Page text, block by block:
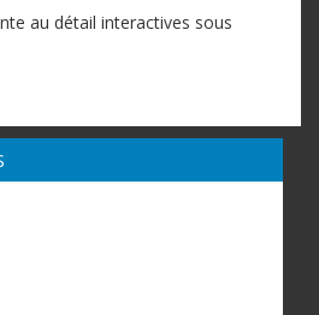
au détail interactives sous